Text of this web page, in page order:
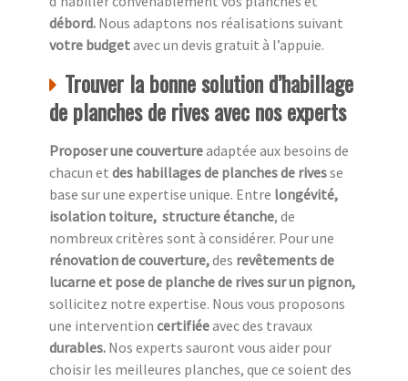
débord. Nous adaptons nos réalisations suivant
votre budgetavec un devis gratuit à l’appuie.
Trouver la bonne solution d’habillage
de planches de rives avec nos experts
Proposer une couvertureadaptée aux besoins de
chacun et des habillages de planches de rivesse
base sur une expertise unique. Entre longévité,
isolation toiture, structure étanche, de
nombreux critères sont à considérer. Pour une
rénovation de couverture,des revêtements de
lucarne et pose de planche de rives sur un pignon,
sollicitez notre expertise. Nous vous proposons
une intervention certifiéeavec des travaux
durables. Nos experts sauront vous aider pour
choisir les meilleures planches, que ce soient des